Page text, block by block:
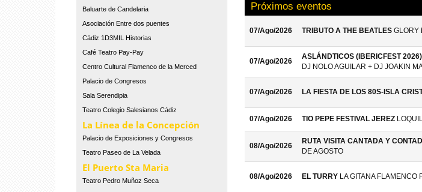
Baluarte de Candelaria
Asociación Entre dos puentes
Cádiz 1D3MIL Historias
Café Teatro Pay-Pay
Centro Cultural Flamenco de la Merced
Palacio de Congresos
Sala Serendipia
Teatro Colegio Salesianos Cádiz
La Línea de la Concepción
Palacio de Exposiciones y Congresos
Teatro Paseo de La Velada
El Puerto Sta Maria
Teatro Pedro Muñoz Seca
Próximos eventos
07/Ago/2026 TRIBUTO A THE BEATLES GLORY
07/Ago/2026
ASLÁNDTICOS (IBERICFEST 2026)
DJ NOLO AGUILAR + DJ JOAKIN
07/Ago/2026 LA FIESTA DE LOS 80S-ISLA
07/Ago/2026 TIO PEPE FESTIVAL JEREZ
08/Ago/2026
RUTA VISITA CANTADA Y
DE AGOSTO
08/Ago/2026 EL TURRY LA GITANA FLAMENCO